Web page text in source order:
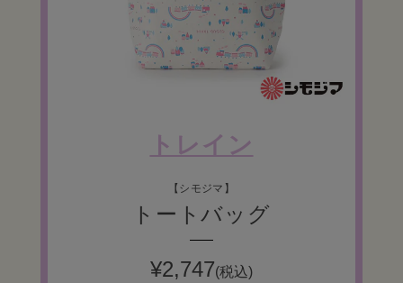
トレイン
【シモジマ】
トートバッグ
¥2,747(税込)